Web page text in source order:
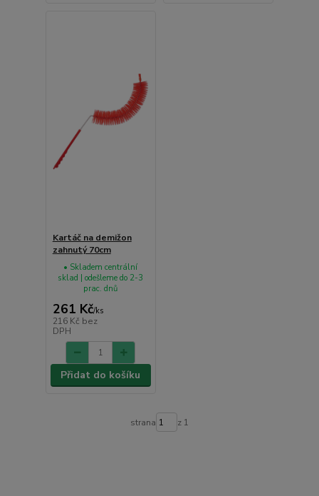
Kartáč na demižon
zahnutý 70cm
261 Kč/ks
216 Kč bez
DPH
• Skladem centrální
sklad | odešleme do 2-3
prac. dnů
Přidat do košíku
strana z 1